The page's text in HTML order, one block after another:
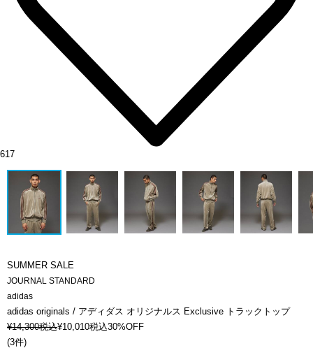
617
SUMMER SALE
JOURNAL STANDARD
adidas
adidas originals / アディダス オリジナルス Exclusive トラックトップ
¥14,300税込¥10,010税込30%OFF
(3件)